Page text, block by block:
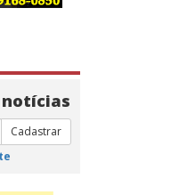
notícias
Cadastrar